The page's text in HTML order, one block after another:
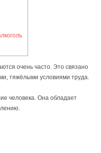
очень часто. Это связано
тяжёлыми условиями труда.
человека. Она обладает